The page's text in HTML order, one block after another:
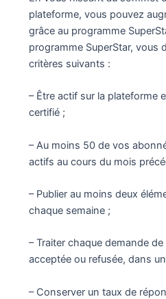
plateforme, vous pouvez
grâce au programme
programme SuperStar, vous
critères suivants :
– Être actif sur la plateforme
certifié ;
– Au moins 50 de vos
actifs au cours du mois
– Publier au moins deux
chaque semaine ;
– Traiter chaque demande de
acceptée ou refusée, dans
– Conserver un taux de